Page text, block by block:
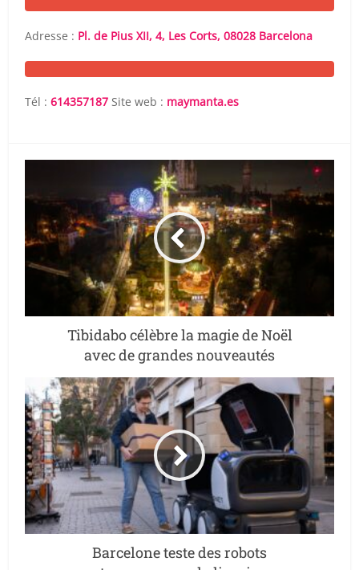
Adresse : Pl. de Pius XII, 4, Les Corts, 08028 Barcelona
Tél :614357187 Site web : maymanta.es
Tibidabo célèbre la magie de Noël
avec de grandes nouveautés
Barcelone teste des robots